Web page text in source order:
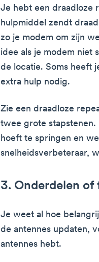
Je hebt een draadloze
hulpmiddel zendt
zo je modem om zijn
idee als je modem niet
de locatie. Soms heeft
extra hulp nodig.
Zie een draadloze
twee grote
hoeft te springen en
snelheidsverbeteraar,
3. Onderdelen
Je weet al hoe
de antennes updaten,
antennes hebt.